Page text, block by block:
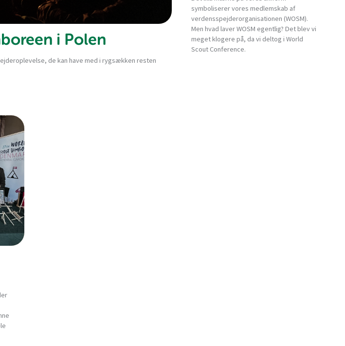
i Polen
de kan have med i rygsækken resten
symboliserer vores medlemskab af
verdensspejderorganisationen (WOSM).
Men hvad laver WOSM egentlig? Det blev vi
meget klogere på, da vi deltog i World
Scout Conference.